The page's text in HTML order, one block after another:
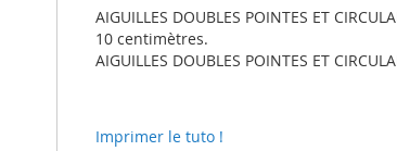
AIGUILLES DOUBLES POINTES ET
10 centimètres.
AIGUILLES DOUBLES POINTES ET
Imprimer le tuto !